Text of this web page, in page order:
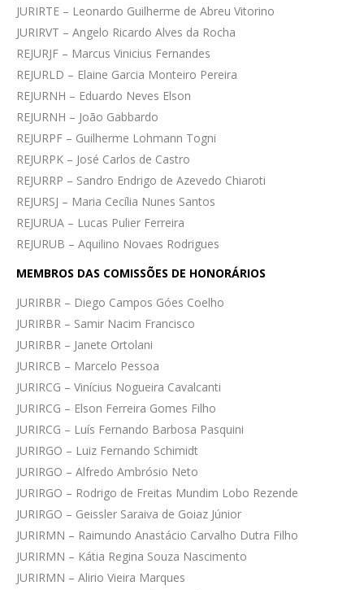
JURIRTE – Leonardo Guilherme de Abreu Vitorino
JURIRVT – Angelo Ricardo Alves da Rocha
REJURJF – Marcus Vinicius Fernandes
REJURLD – Elaine Garcia Monteiro Pereira
REJURNH – Eduardo Neves Elson
REJURNH – João Gabbardo
REJURPF – Guilherme Lohmann Togni
REJURPK – José Carlos de Castro
REJURRP – Sandro Endrigo de Azevedo Chiaroti
REJURSJ – Maria Cecília Nunes Santos
REJURUA – Lucas Pulier Ferreira
REJURUB – Aquilino Novaes Rodrigues
MEMBROS DAS COMISSÕES DE HONORÁRIOS
JURIRBR – Diego Campos Góes Coelho
JURIRBR – Samir Nacim Francisco
JURIRBR – Janete Ortolani
JURIRCB – Marcelo Pessoa
JURIRCG – Vinícius Nogueira Cavalcanti
JURIRCG – Elson Ferreira Gomes Filho
JURIRCG – Luís Fernando Barbosa Pasquini
JURIRGO – Luiz Fernando Schimidt
JURIRGO – Alfredo Ambrósio Neto
JURIRGO – Rodrigo de Freitas Mundim Lobo Rezende
JURIRGO – Geissler Saraiva de Goiaz Júnior
JURIRMN – Raimundo Anastácio Carvalho Dutra Filho
JURIRMN – Kátia Regina Souza Nascimento
JURIRMN – Alirio Vieira Marques